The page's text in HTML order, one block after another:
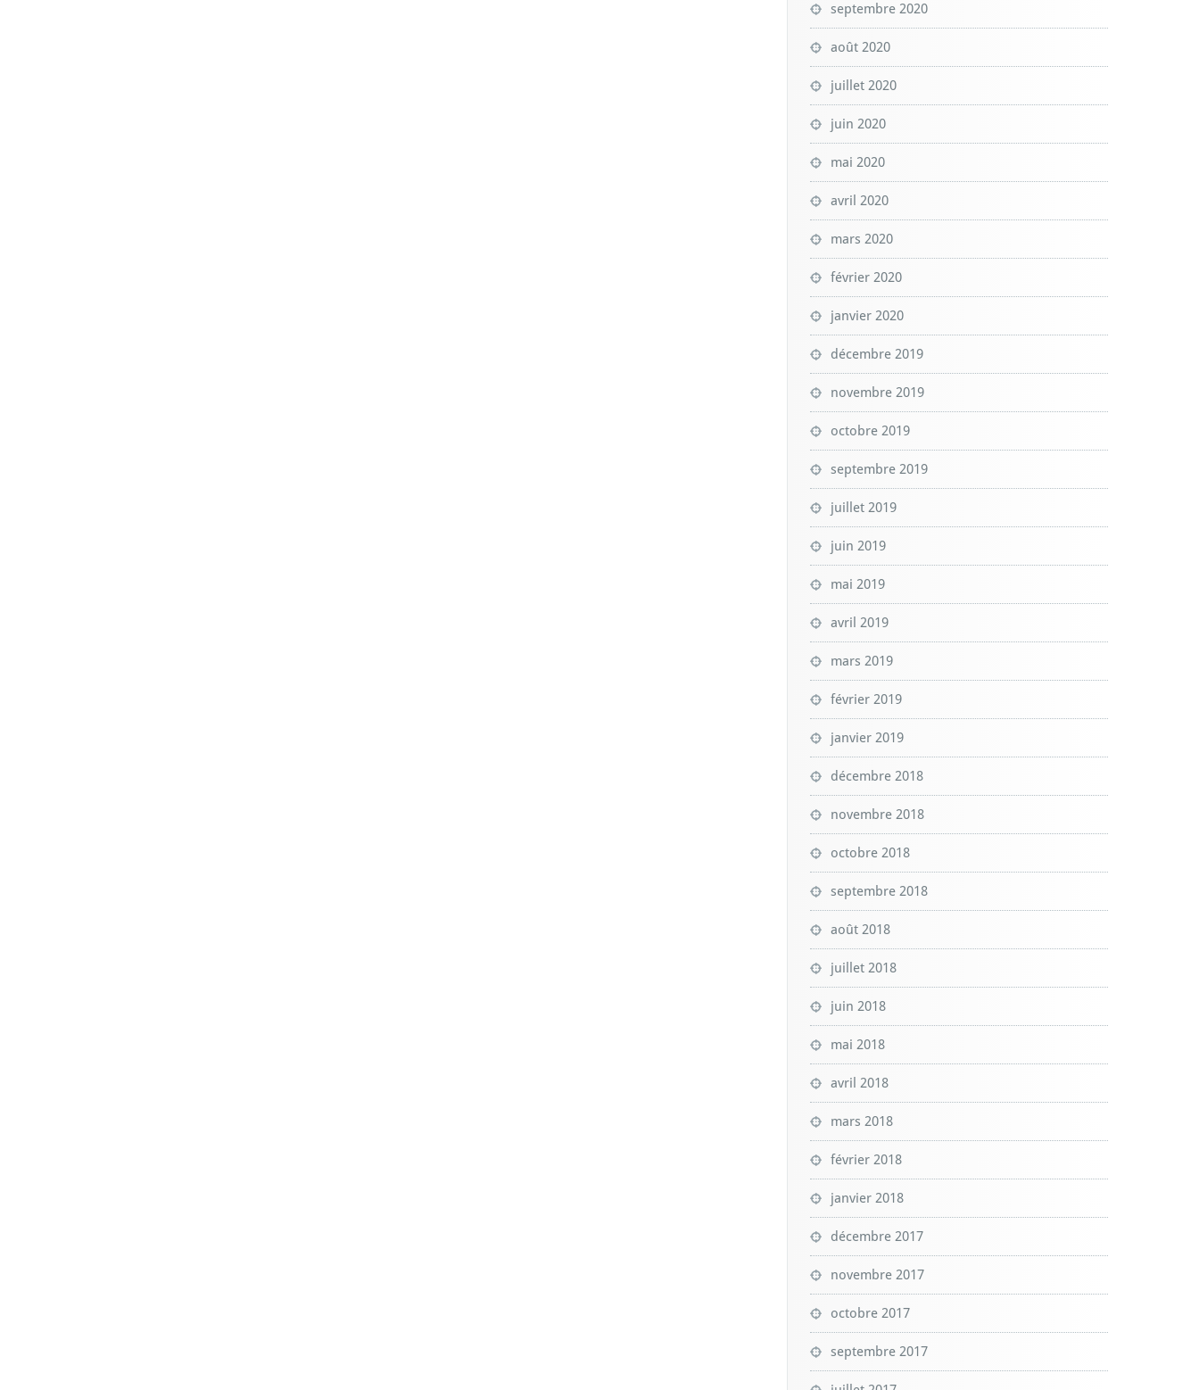
septembre 2020
août 2020
juillet 2020
juin 2020
mai 2020
avril 2020
mars 2020
février 2020
janvier 2020
décembre 2019
novembre 2019
octobre 2019
septembre 2019
juillet 2019
juin 2019
mai 2019
avril 2019
mars 2019
février 2019
janvier 2019
décembre 2018
novembre 2018
octobre 2018
septembre 2018
août 2018
juillet 2018
juin 2018
mai 2018
avril 2018
mars 2018
février 2018
janvier 2018
décembre 2017
novembre 2017
octobre 2017
septembre 2017